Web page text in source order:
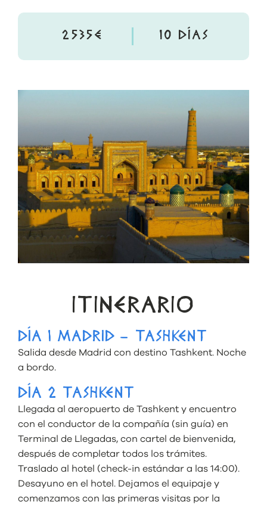
2535€ 10 DÍAS
ITINERARIO
DÍA 1 MADRID – TASHKENT
Salida desde Madrid con destino Tashkent. Noche
a bordo.
DÍA 2 TASHKENT
Llegada al aeropuerto de Tashkent y encuentro
con el conductor de la compañía (sin guía) en
Terminal de Llegadas, con cartel de bienvenida,
después de completar todos los trámites.
Traslado al hotel (check-in estándar a las 14:00).
Desayuno en el hotel. Dejamos el equipaje y
comenzamos con las primeras visitas por la